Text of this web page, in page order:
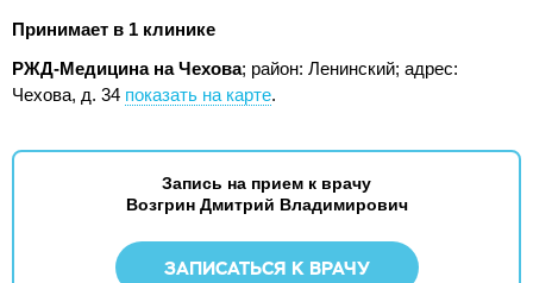
Принимает в 1 клинике
РЖД-Медицина на Чехова; район: Ленинский; адрес:
Чехова, д. 34 показать на карте.
Запись на прием к врачу
Возгрин Дмитрий Владимирович
ЗАПИСАТЬСЯ К ВРАЧУ